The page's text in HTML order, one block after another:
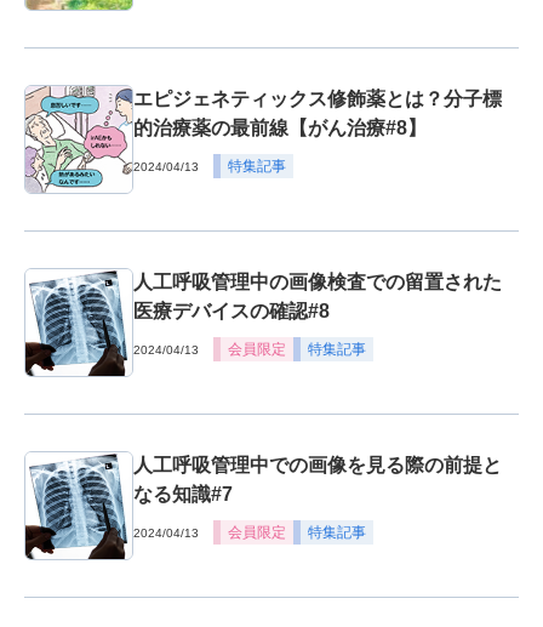
エピジェネティックス修飾薬とは？分子標
的治療薬の最前線【がん治療#8】
2024/04/13 特集記事
人工呼吸管理中の画像検査での留置された
医療デバイスの確認#8
2024/04/13 会員限定 特集記事
人工呼吸管理中での画像を見る際の前提と
なる知識#7
2024/04/13 会員限定 特集記事